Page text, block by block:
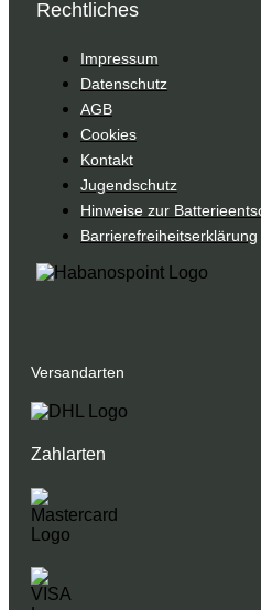
Rechtliches
Impressum
Datenschutz
AGB
Cookies
Kontakt
Jugendschutz
Hinweise zur
Barrierefreiheitserklärung
Versandarten
Zahlarten